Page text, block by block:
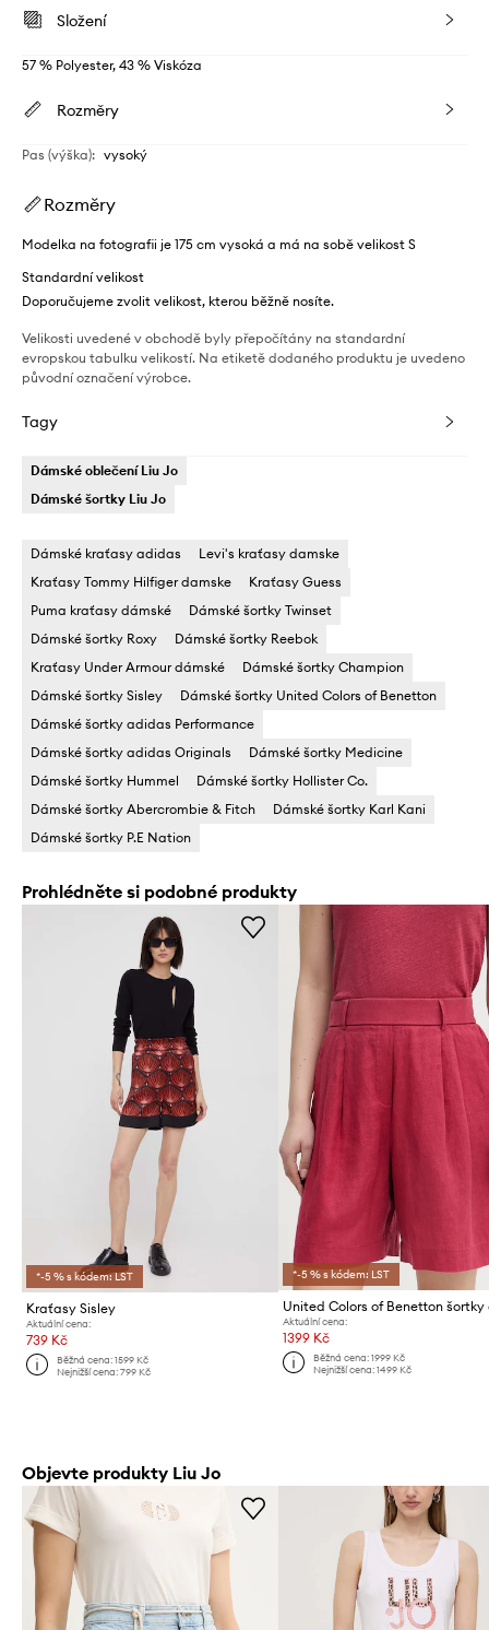
Složení
57 % Polyester, 43 % Viskóza
Rozměry
Pas (výška): vysoký
Rozměry
Modelka na fotografii je 175 cm vysoká a má na sobě velikost S
Standardní velikost
Doporučujeme zvolit velikost, kterou běžně nosíte.
Velikosti uvedené v obchodě byly přepočítány na standardní
evropskou tabulku velikostí. Na etiketě dodaného produktu je uvedeno
původní označení výrobce.
Tagy
Dámské oblečení Liu Jo
Dámské šortky Liu Jo
Dámské kraťasy adidas
Levi's kraťasy damske
Kraťasy Tommy Hilfiger damske
Kraťasy Guess
Puma kraťasy dámské
Dámské šortky Twinset
Dámské šortky Roxy
Dámské šortky Reebok
Kraťasy Under Armour dámské
Dámské šortky Champion
Dámské šortky Sisley
Dámské šortky United Colors of Benetton
Dámské šortky adidas Performance
Dámské šortky adidas Originals
Dámské šortky Medicine
Dámské šortky Hummel
Dámské šortky Hollister Co.
Dámské šortky Abercrombie & Fitch
Dámské šortky Karl Kani
Dámské šortky P.E Nation
Prohlédněte si podobné produkty
*-5 % s kódem: LST
Kraťasy Sisley
Aktuální cena:
739 Kč
Běžná cena:1599 Kč
Nejnižší cena:799 Kč
*-5 % s kódem: LST
Aktuální cena:
1399 Kč
Běžná cena: 1999 Kč
Nejnižší cena: 1499 Kč
Objevte produkty Liu Jo